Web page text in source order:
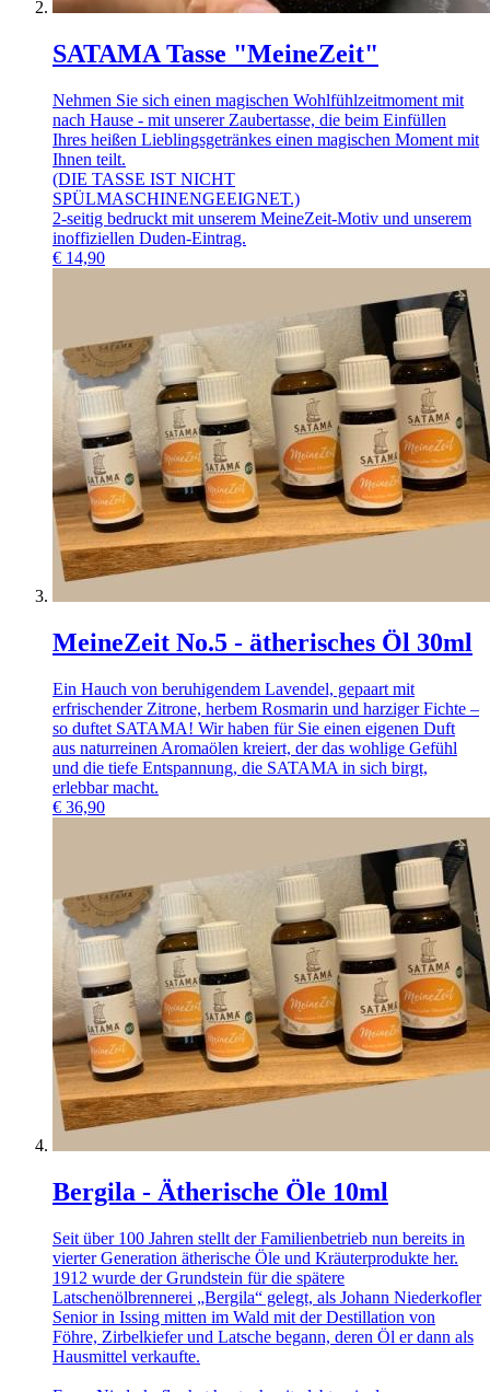
SATAMA Tasse "MeineZeit"
Nehmen Sie sich einen magischen Wohlfühlzeitmoment mit
nach Hause - mit unserer Zaubertasse, die beim Einfüllen
Ihres heißen Lieblingsgetränkes einen magischen Moment mit
Ihnen teilt.
(DIE TASSE IST NICHT
SPÜLMASCHINENGEEIGNET.)
2-seitig bedruckt mit unserem MeineZeit-Motiv und unserem
inoffiziellen Duden-Eintrag.
€ 14,90
MeineZeit No.5 - ätherisches Öl 30ml
Ein Hauch von beruhigendem Lavendel, gepaart mit
erfrischender Zitrone, herbem Rosmarin und harziger Fichte –
so duftet SATAMA! Wir haben für Sie einen eigenen Duft
aus naturreinen Aromaölen kreiert, der das wohlige Gefühl
und die tiefe Entspannung, die SATAMA in sich birgt,
erlebbar macht.
€ 36,90
Bergila - Ätherische Öle 10ml
Seit über 100 Jahren stellt der Familienbetrieb nun bereits in
vierter Generation ätherische Öle und Kräuterprodukte her.
1912 wurde der Grundstein für die spätere
Latschenölbrennerei „Bergila“ gelegt, als Johann Niederkofler
Senior in Issing mitten im Wald mit der Destillation von
Föhre, Zirbelkiefer und Latsche begann, deren Öl er dann als
Hausmittel verkaufte.